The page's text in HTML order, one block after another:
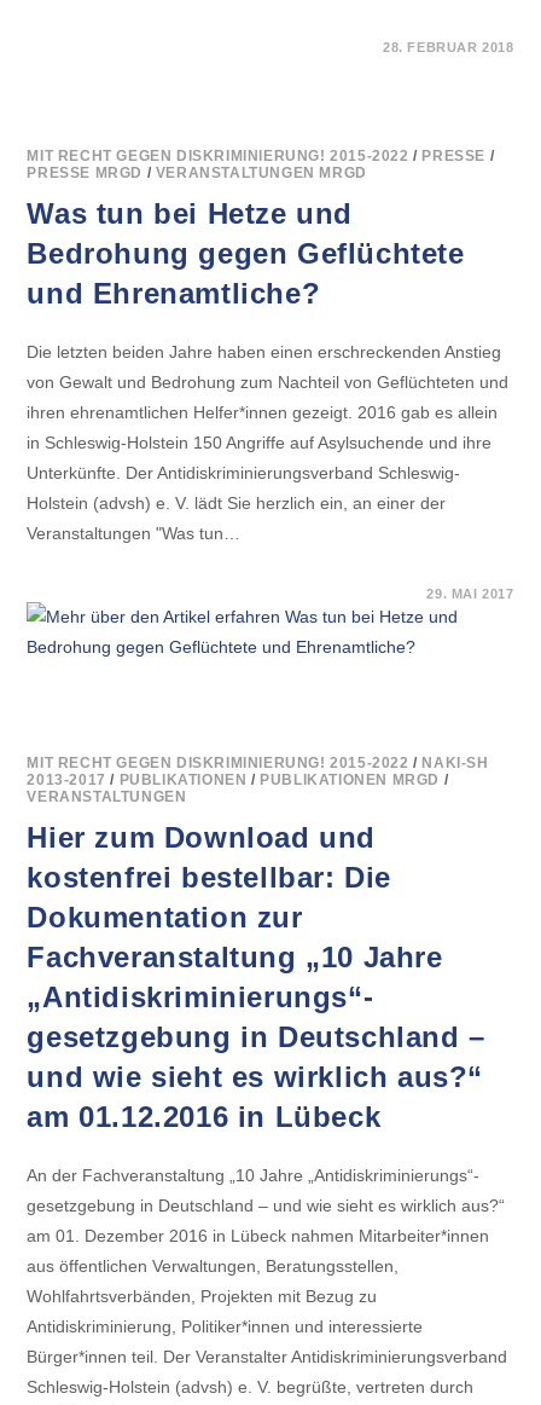
CAFÉ,
20.11.2017
28. FEBRUAR 2018
MIT RECHT GEGEN DISKRIMINIERUNG! 2015-2022 / PRESSE /
PRESSE MRGD / VERANSTALTUNGEN MRGD
Was tun bei Hetze und
Bedrohung gegen Geflüchtete
und Ehrenamtliche?
Die letzten beiden Jahre haben einen erschreckenden Anstieg
von Gewalt und Bedrohung zum Nachteil von Geflüchteten und
ihren ehrenamtlichen Helfer*innen gezeigt. 2016 gab es allein
in Schleswig-Holstein 150 Angriffe auf Asylsuchende und ihre
Unterkünfte. Der Antidiskriminierungsverband Schleswig-
Holstein (advsh) e. V. lädt Sie herzlich ein, an einer der
Veranstaltungen "Was tun…
WAS
TUN
HETZE
29. MAI 2017
MIT RECHT GEGEN DISKRIMINIERUNG! 2015-2022 / NAKI-SH
2013-2017 / PUBLIKATIONEN / PUBLIKATIONEN MRGD /
VERANSTALTUNGEN
Hier zum Download und
kostenfrei bestellbar: Die
Dokumentation zur
Fachveranstaltung „10 Jahre
„Antidiskriminierungs“-
gesetzgebung in Deutschland –
und wie sieht es wirklich aus?“
am 01.12.2016 in Lübeck
An der Fachveranstaltung „10 Jahre „Antidiskriminierungs“-
gesetzgebung in Deutschland – und wie sieht es wirklich aus?“
am 01. Dezember 2016 in Lübeck nahmen Mitarbeiter*innen
aus öffentlichen Verwaltungen, Beratungsstellen,
Wohlfahrtsverbänden, Projekten mit Bezug zu
Antidiskriminierung, Politiker*innen und interessierte
Bürger*innen teil. Der Veranstalter Antidiskriminierungsverband
Schleswig-Holstein (advsh) e. V. begrüßte, vertreten durch